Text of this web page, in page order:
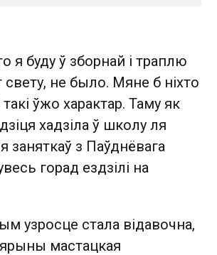
я буду ў зборнай і траплю
свету, не было. Мяне б ніхто
ўжо характар. Таму як
хадзіла ў школу ля
заняткаў з Паўднёвага
горад ездзілі на
узросце стала відавочна,
мастацкая